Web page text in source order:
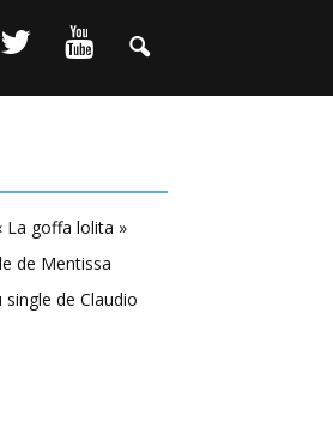
La goffa lolita »
de Mentissa
single de Claudio